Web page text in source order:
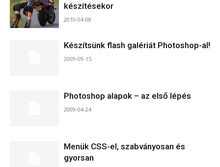
készítésekor
2010-04-08
Készítsünk flash galériát Photoshop-al!
2009-09-15
Photoshop alapok – az első lépés
2009-04-24
Menük CSS-el, szabványosan és
gyorsan